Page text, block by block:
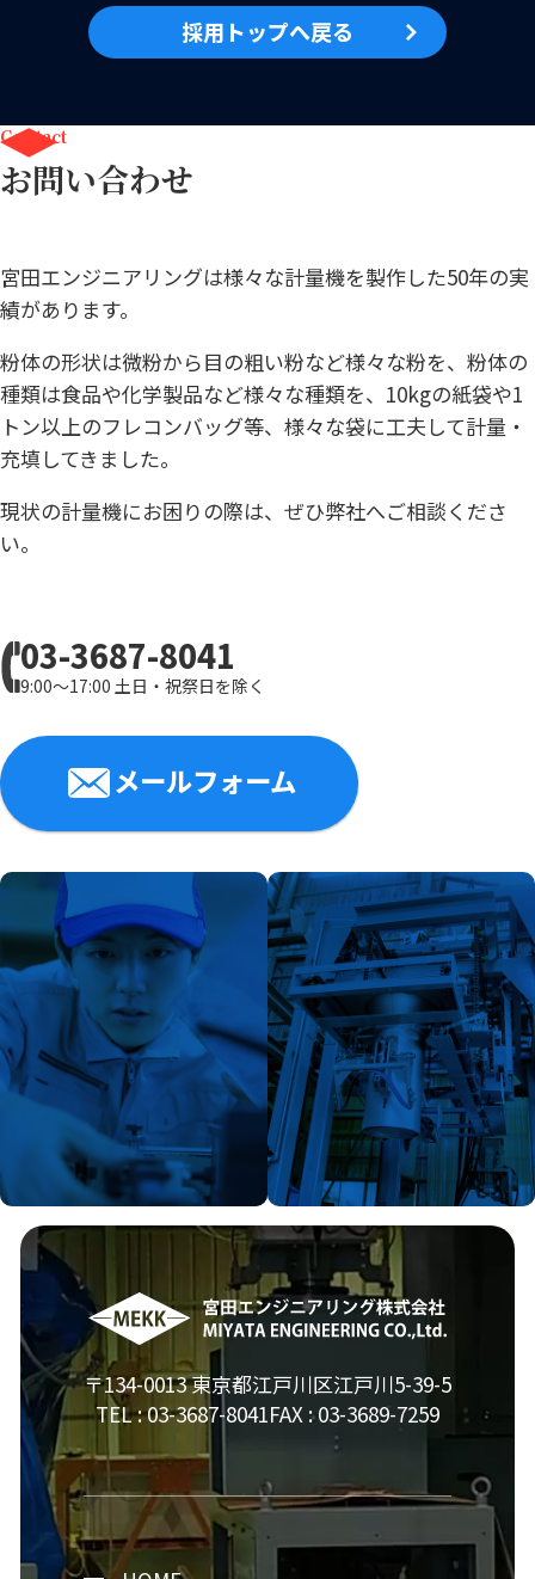
採用トップへ戻る
Contact
お問い合わせ
宮田エンジニアリングは様々な計量機を製作した50年の実
績があります。
粉体の形状は微粉から目の粗い粉など様々な粉を、粉体の
種類は食品や化学製品など様々な種類を、10kgの紙袋や1
トン以上のフレコンバッグ等、様々な袋に工夫して計量・
充填してきました。
現状の計量機にお困りの際は、ぜひ弊社へご相談くださ
い。
03-3687-8041
9:00～17:00 土日・祝祭日を除く
メールフォーム
〒134-0013 東京都江戸川区江戸川5-39-5
TEL :03-3687-8041FAX : 03-3689-7259